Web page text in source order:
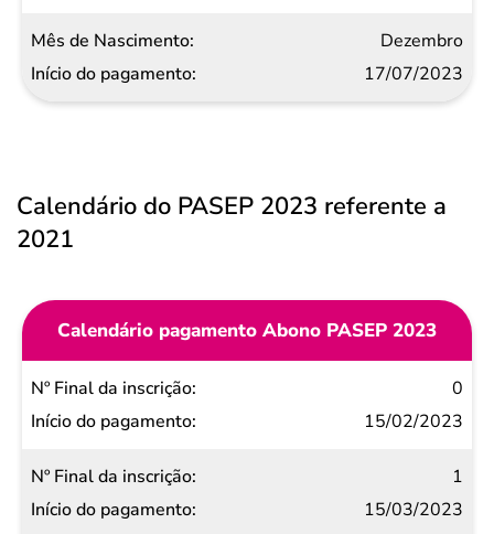
Dezembro
17/07/2023
Calendário do PASEP 2023 referente a
2021
Calendário pagamento Abono PASEP 2023
Nº Final
da
Início do
pagamento
0
15/02/2023
1
15/03/2023